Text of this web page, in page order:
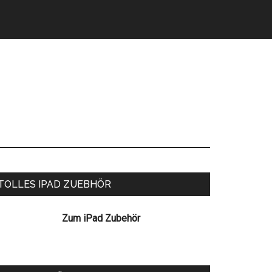
IPAD ZUEBHÖR
Zum iPad Zubehör